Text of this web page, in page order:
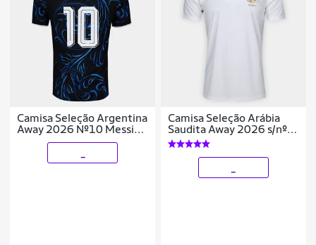
Camisa Seleção Argentina
Away 2026 Nº10 Messi
Torcedor Adidas Originals
Camisa Seleção Arábia
Saudita Away 2026 s/nº
Torcedor Adidas Originals
Masculina